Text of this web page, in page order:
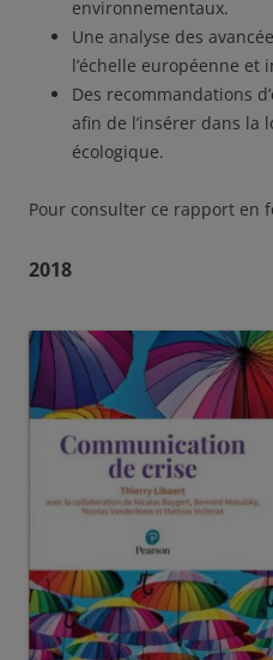
environnementaux.
Une analyse des
l’échelle européenne et
Des recommandations
afin de l’insérer dans la
écologique.
Pour consulter ce rapport en
2018